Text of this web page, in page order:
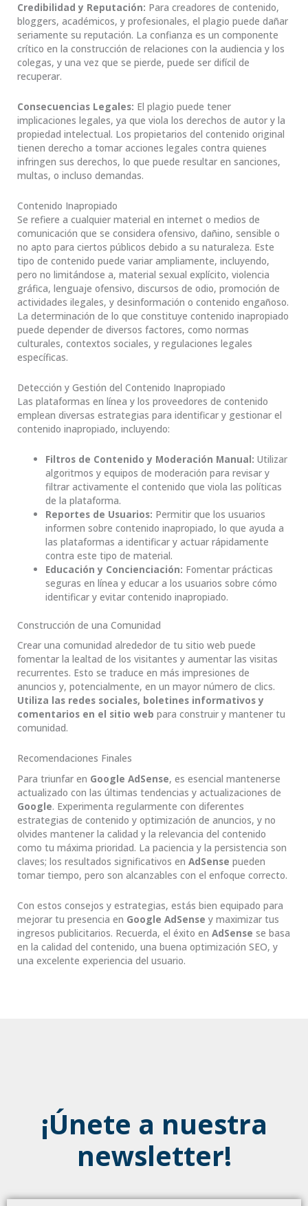
Credibilidad y Reputación: Para creadores de contenido,
bloggers, académicos, y profesionales, el plagio puede dañar
seriamente su reputación. La confianza es un componente
crítico en la construcción de relaciones con la audiencia y los
colegas, y una vez que se pierde, puede ser difícil de
recuperar.
Consecuencias Legales: El plagio puede tener
implicaciones legales, ya que viola los derechos de autor y la
propiedad intelectual. Los propietarios del contenido original
tienen derecho a tomar acciones legales contra quienes
infringen sus derechos, lo que puede resultar en sanciones,
multas, o incluso demandas.
Contenido Inapropiado
Se refiere a cualquier material en internet o medios de
comunicación que se considera ofensivo, dañino, sensible o
no apto para ciertos públicos debido a su naturaleza. Este
tipo de contenido puede variar ampliamente, incluyendo,
pero no limitándose a, material sexual explícito, violencia
gráfica, lenguaje ofensivo, discursos de odio, promoción de
actividades ilegales, y desinformación o contenido engañoso.
La determinación de lo que constituye contenido inapropiado
puede depender de diversos factores, como normas
culturales, contextos sociales, y regulaciones legales
específicas.
Detección y Gestión del Contenido Inapropiado
Las plataformas en línea y los proveedores de contenido
emplean diversas estrategias para identificar y gestionar el
contenido inapropiado, incluyendo:
Filtros de Contenido y Moderación Manual:Utilizar
algoritmos y equipos de moderación para revisar y
filtrar activamente el contenido que viola las políticas
de la plataforma.
Reportes de Usuarios: Permitir que los usuarios
informen sobre contenido inapropiado, lo que ayuda a
las plataformas a identificar y actuar rápidamente
contra este tipo de material.
Educación y Concienciación: Fomentar prácticas
seguras en línea y educar a los usuarios sobre cómo
identificar y evitar contenido inapropiado.
Construcción de una Comunidad
Crear una comunidad alrededor de tu sitio web puede
fomentar la lealtad de los visitantes y aumentar las visitas
recurrentes. Esto se traduce en más impresiones de
anuncios y, potencialmente, en un mayor número de clics.
Utiliza las redes sociales, boletines informativos y
comentarios en el sitio web para construir y mantener tu
comunidad.
Recomendaciones Finales
Para triunfar en Google AdSense, es esencial mantenerse
actualizado con las últimas tendencias y actualizaciones de
Google. Experimenta regularmente con diferentes
estrategias de contenido y optimización de anuncios, y no
olvides mantener la calidad y la relevancia del contenido
como tu máxima prioridad. La paciencia y la persistencia son
claves; los resultados significativos en AdSense pueden
tomar tiempo, pero son alcanzables con el enfoque correcto.
Con estos consejos y estrategias, estás bien equipado para
mejorar tu presencia en Google AdSense y maximizar tus
ingresos publicitarios. Recuerda, el éxito en AdSense se basa
en la calidad del contenido, una buena optimización SEO, y
una excelente experiencia del usuario.
¡Únete a nuestra
newsletter!